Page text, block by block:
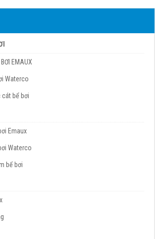
EMAUX
Waterco
cát bể bơi
Emaux
Waterco
bể bơi